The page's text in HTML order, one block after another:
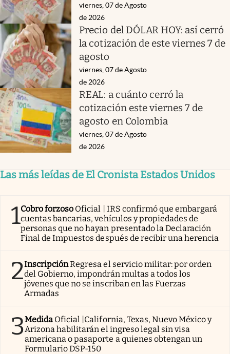
viernes, 07 de Agosto
de 2026
Precio del DÓLAR HOY: así cerró
la cotización de este viernes 7 de
agosto
viernes, 07 de Agosto
de 2026
REAL: a cuánto cerró la
cotización este viernes 7 de
agosto en Colombia
viernes, 07 de Agosto
de 2026
Las más leídas de El Cronista Estados Unidos
1Cobro forzoso Oficial | IRS confirmó que embargará
cuentas bancarias, vehículos y propiedades de
personas que no hayan presentado la Declaración
Final de Impuestos después de recibir una herencia
2InscripciónRegresa el servicio militar: por orden
del Gobierno, impondrán multas a todos los
jóvenes que no se inscriban en las Fuerzas
Armadas
3Medida Oficial |California, Texas, Nuevo México y
Arizona habilitarán el ingreso legal sin visa
americana o pasaporte a quienes obtengan un
Formulario DSP-150